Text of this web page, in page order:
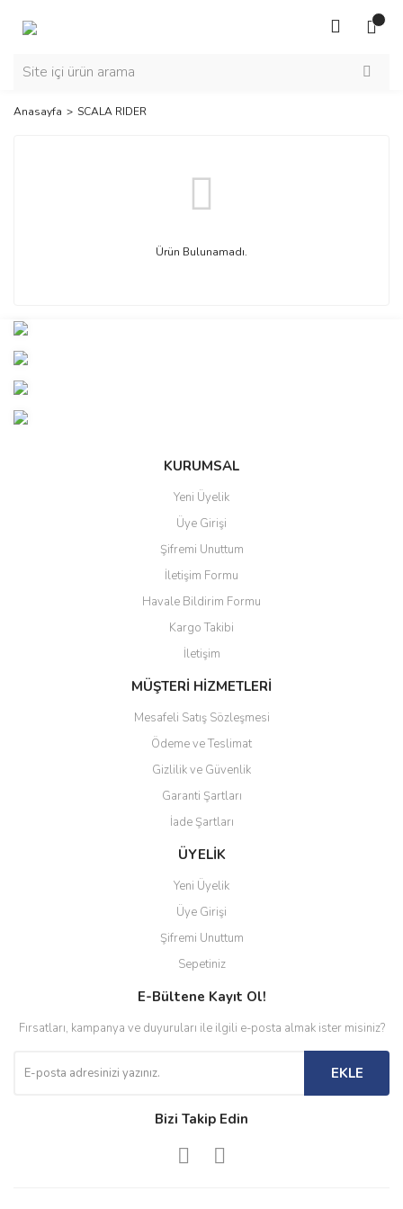
Anasayfa SCALA RIDER
Ürün Bulunamadı.
KURUMSAL
Yeni Üyelik
Üye Girişi
Şifremi Unuttum
İletişim Formu
Havale Bildirim Formu
Kargo Takibi
İletişim
MÜŞTERİ HİZMETLERİ
Mesafeli Satış Sözleşmesi
Ödeme ve Teslimat
Gizlilik ve Güvenlik
Garanti Şartları
İade Şartları
ÜYELİK
Yeni Üyelik
Üye Girişi
Şifremi Unuttum
Sepetiniz
E-Bültene Kayıt Ol!
Fırsatları, kampanya ve duyuruları ile ilgili e-posta almak ister misiniz?
EKLE
Bizi Takip Edin